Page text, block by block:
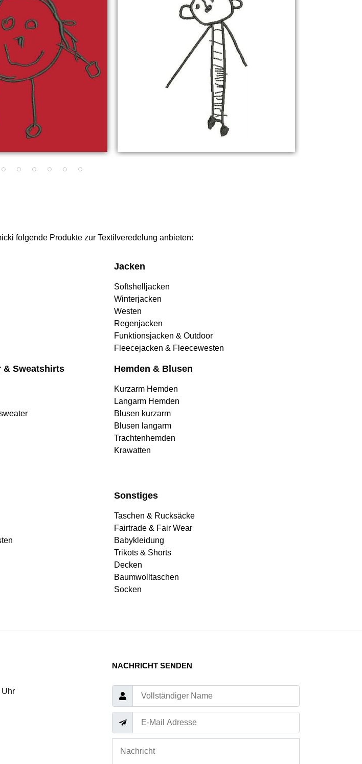
folgende Produkte zur Textilveredelung anbieten:
Jacken
Softshelljacken
Winterjacken
Westen
Regenjacken
Funktionsjacken & Outdoor
Fleecejacken & Fleecewesten
& Sweatshirts Hemden & Blusen
Kurzarm Hemden
Langarm Hemden
Blusen kurzarm
Blusen langarm
Trachtenhemden
Krawatten
Sonstiges
Taschen & Rucksäcke
Fairtrade & Fair Wear
Babykleidung
Trikots & Shorts
Decken
Baumwolltaschen
Socken
Uhr
NACHRICHT SENDEN